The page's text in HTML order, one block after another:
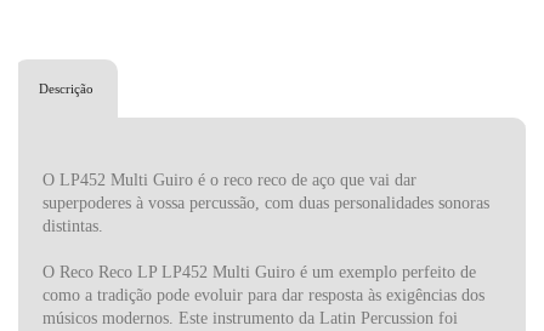
Descrição
O LP452 Multi Guiro é o reco reco de aço que vai dar
superpoderes à vossa percussão, com duas personalidades sonoras
distintas.
O Reco Reco LP LP452 Multi Guiro é um exemplo perfeito de
como a tradição pode evoluir para dar resposta às exigências dos
músicos modernos. Este instrumento da Latin Percussion foi